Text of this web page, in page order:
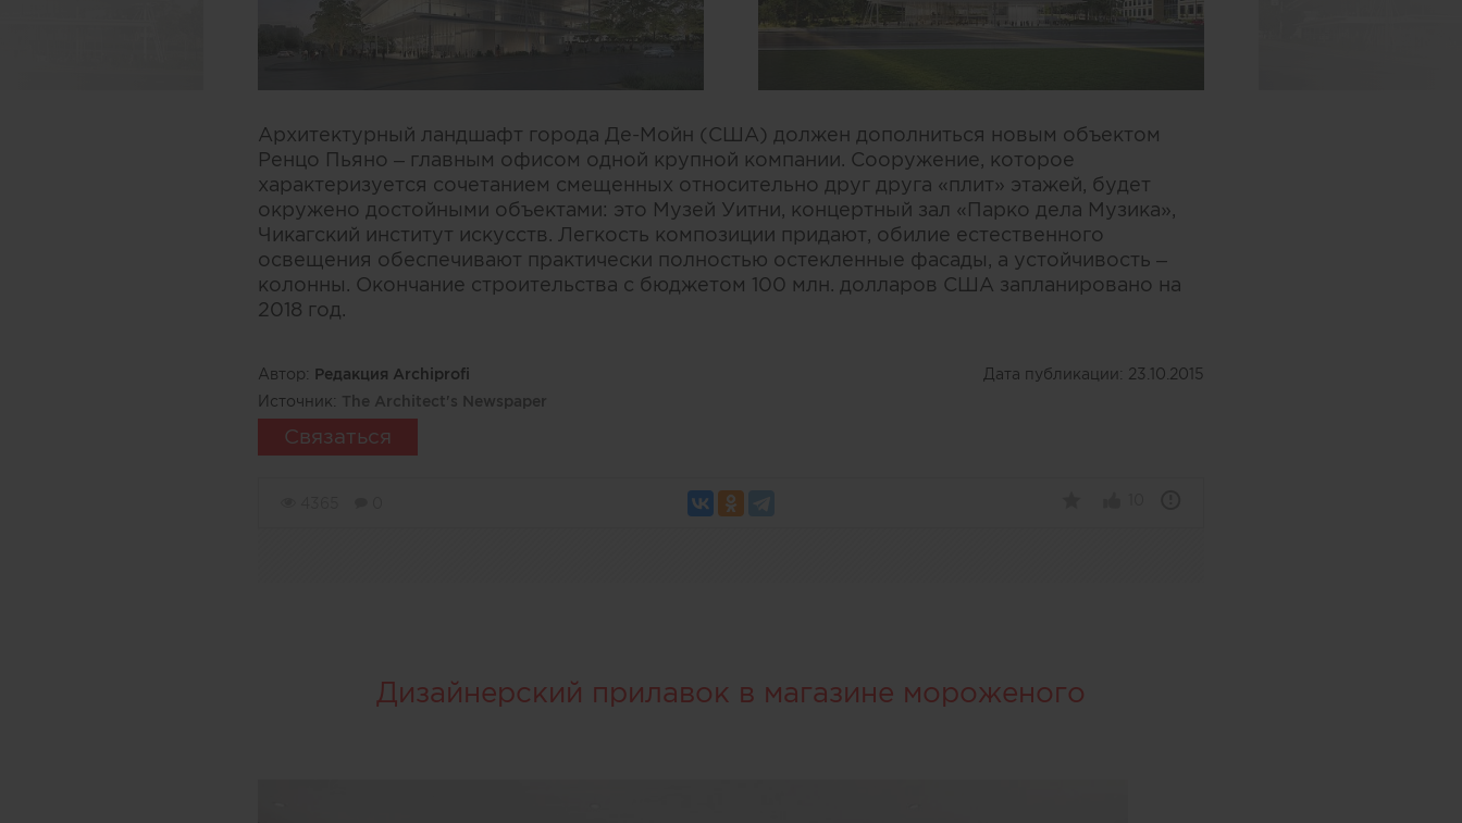
Архитектурный ландшафт города Де-Мойн (США) должен дополниться новым объектом
Ренцо Пьяно – главным офисом одной крупной компании. Сооружение, которое
характеризуется сочетанием смещенных относительно друг друга «плит» этажей, будет
окружено достойными объектами: это Музей Уитни, концертный зал «Парко дела Музика»,
Чикагский институт искусств. Легкость композиции придают, обилие естественного
освещения обеспечивают практически полностью остекленные фасады, а устойчивость –
колонны. Окончание строительства с бюджетом 100 млн. долларов США запланировано на
2018 год.
Автор: Редакция Archiprofi Дата публикации: 23.10.2015
Источник: The Architect's Newspaper
Связаться
Дизайнерский прилавок в магазине мороженого